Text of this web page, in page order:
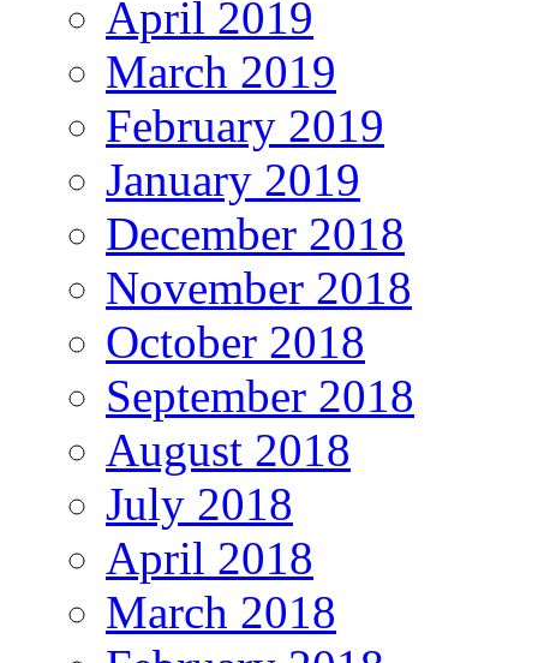
April 2019
March 2019
February 2019
January 2019
December 2018
November 2018
October 2018
September 2018
August 2018
July 2018
April 2018
March 2018